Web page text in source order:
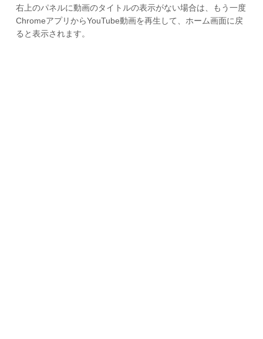
右上のパネルに動画のタイトルの表示がない場合は、もう一度
ChromeアプリからYouTube動画を再生して、ホーム画面に戻
ると表示されます。